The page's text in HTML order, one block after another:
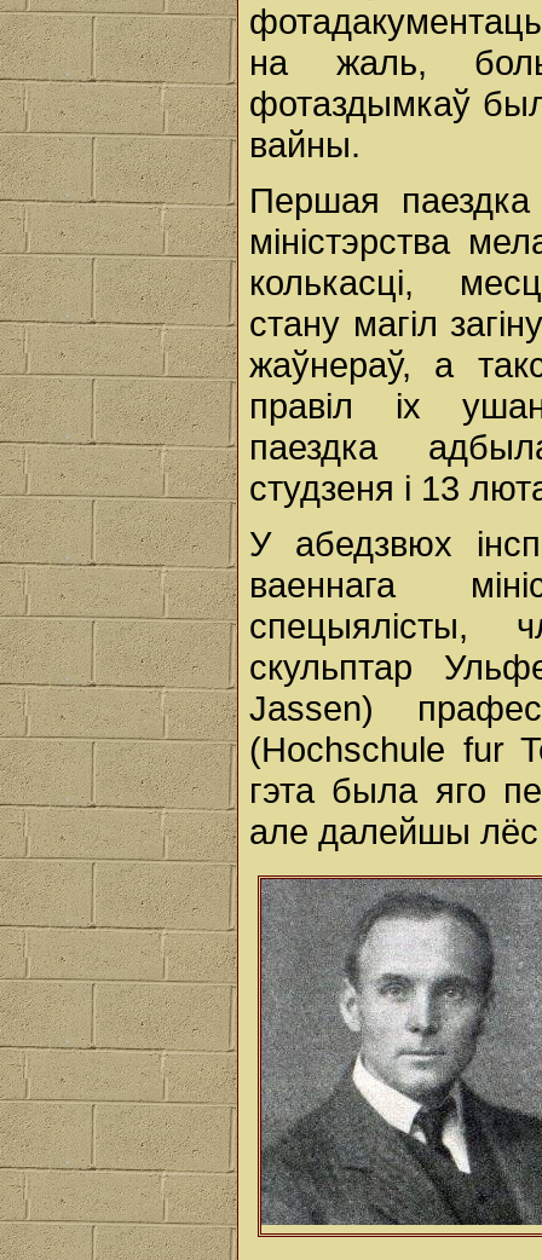
на жаль,
фотаздымкаў
вайны.
Першая паездка
міністэрства
колькасці,
стану магіл
жаўнераў, а
правіл іх
паездка
студзеня і 13
У абедзвюх
ваеннага
спецыялісты,
скульптар
Jassen)
(Hochschule fur
гэта была яго
але далейшы лёс